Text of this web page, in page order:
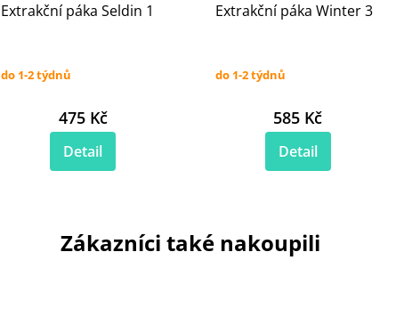
Extrakční páka Seldin 1
do 1-2 týdnů
475 Kč
Detail
Extrakční páka Winter 3
do 1-2 týdnů
585 Kč
Detail
Zákazníci také nakoupili